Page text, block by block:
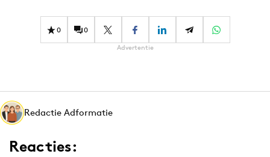
Gedragsverandering
Influencer marketing
Media
Merkstrategie
PR
Programmatic
0 0
Advertentie
Redactie Adformatie
Reacties: